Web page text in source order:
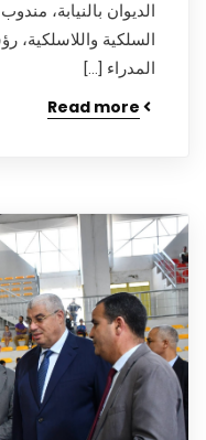
الديوان بالنيابة،
السلكية واللاسلكية،
المدراء […]
Read more